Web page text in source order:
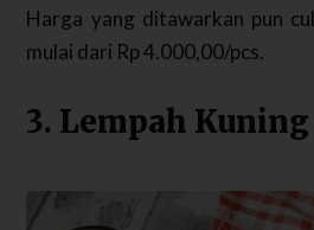
Harga yang ditawarkan pun
mulai dari Rp 4.000,00/pcs.
3. Lempah Kuning